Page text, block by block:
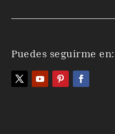
Puedes seguirme en: